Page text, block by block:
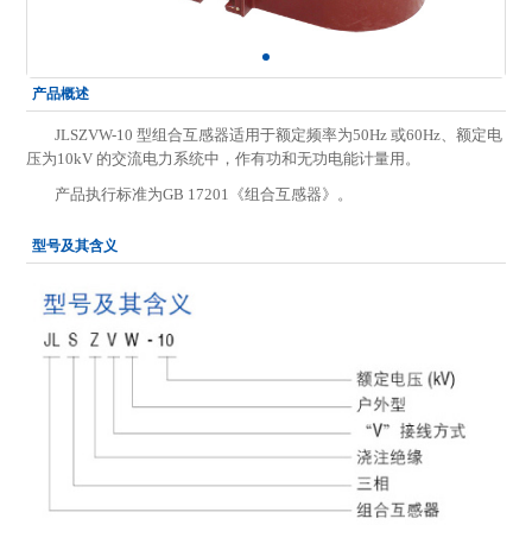
产品概述
JLSZVW-10 型组合互感器适用于额定频率为50Hz 或60Hz、额定电
压为10kV 的交流电力系统中，作有功和无功电能计量用。
产品执行标准为GB 17201《组合互感器》。
型号及其含义